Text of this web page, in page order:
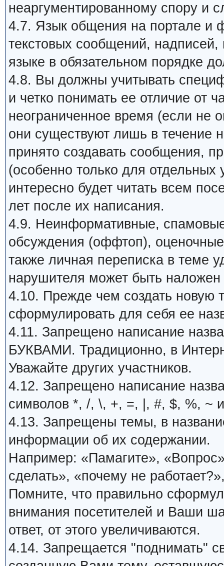
неаргументированному спору и
4.7. Язык общения на портале и
текстовых сообщений,
языке в обязательном порядке
4.8. Вы должны учитывать
и четко понимать ее отличие от
неограниченное время (если не
они существуют лишь в течение
принято создавать сообщения,
(особенно только для
интересно будет читать всем
лет после их написания.
4.9. Неинформативные,
обсуждения (оффтоп),
также личная переписка в теме
нарушителя может быть наложен
4.10. Прежде чем создать новую
сформулировать для себя ее
4.11. Запрещено написание
БУКВАМИ. Традиционно, в
Уважайте других участников.
4.12. Запрещено написание
символов *, /, \, +, =, |, #, $, %, ~ и
4.13. Запрещены темы, в
информации об их содержании.
Например: «Памагите»,
сделать», «почему не
Помните, что правильно
внимания посетителей и Ваши
ответ, от этого увеличиваются.
4.14. Запрещается "поднимать"